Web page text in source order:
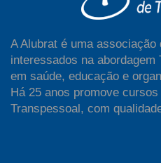
A Alubrat é uma
interessados na
em saúde, educação e
Há 25 anos promove
Transpessoal, com